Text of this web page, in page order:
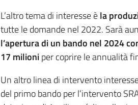
L’altro tema di interesse èla
tutte le domande nel 2022. Sarà
l’apertura di un bando nel 2024
17 milioniper coprire le annualità
Un altro linea di intervento
del primo bando per l’intervento